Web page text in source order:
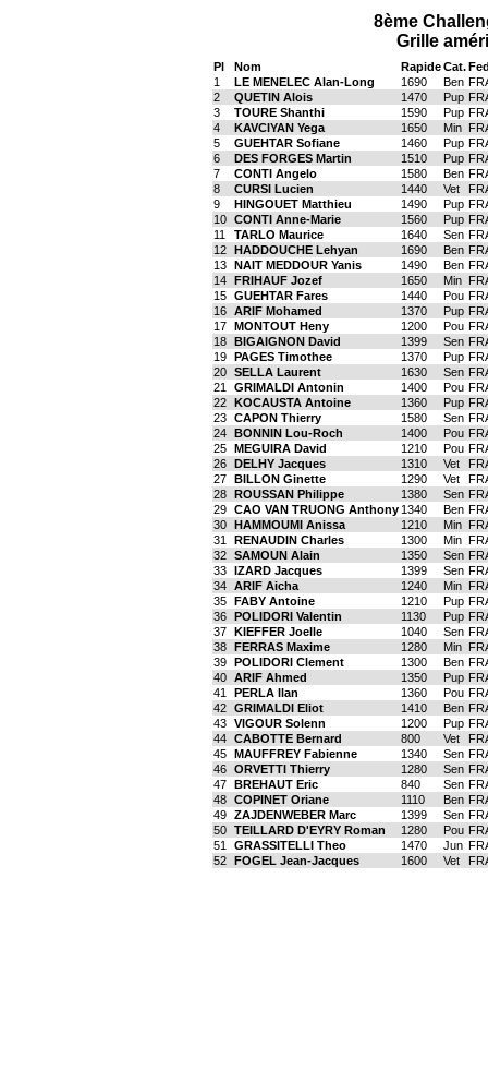
8ème
Grille
Pl Nom Rapide Cat.
1
LE MENELEC Alan-Long 1690 Ben
2
QUETIN Alois 1470 Pup
3
TOURE Shanthi 1590 Pup
4
KAVCIYAN Yega 1650 Min
5
GUEHTAR Sofiane 1460 Pup
6
DES FORGES Martin 1510 Pup
7
CONTI Angelo 1580 Ben
8
CURSI Lucien 1440 Vet
9
HINGOUET Matthieu 1490 Pup
10
CONTI Anne-Marie 1560 Pup
11
TARLO Maurice 1640 Sen
12
HADDOUCHE Lehyan 1690 Ben
13
NAIT MEDDOUR Yanis 1490 Ben
14
FRIHAUF Jozef 1650 Min
15
GUEHTAR Fares 1440 Pou
16
ARIF Mohamed 1370 Pup
17
MONTOUT Heny 1200 Pou
18
BIGAIGNON David 1399 Sen
19
PAGES Timothee 1370 Pup
20
SELLA Laurent 1630 Sen
21
GRIMALDI Antonin 1400 Pou
22
KOCAUSTA Antoine 1360 Pup
23
CAPON Thierry 1580 Sen
24
BONNIN Lou-Roch 1400 Pou
25
MEGUIRA David 1210 Pou
26
DELHY Jacques 1310 Vet
27
BILLON Ginette 1290 Vet
28
ROUSSAN Philippe 1380 Sen
29
CAO VAN TRUONG Anthony 1340 Ben
30
HAMMOUMI Anissa 1210 Min
31
RENAUDIN Charles 1300 Min
32
SAMOUN Alain 1350 Sen
33
IZARD Jacques 1399 Sen
34
ARIF Aicha 1240 Min
35
FABY Antoine 1210 Pup
36
POLIDORI Valentin 1130 Pup
37
KIEFFER Joelle 1040 Sen
38
FERRAS Maxime 1280 Min
39
POLIDORI Clement 1300 Ben
40
ARIF Ahmed 1350 Pup
41
PERLA Ilan 1360 Pou
42
GRIMALDI Eliot 1410 Ben
43
VIGOUR Solenn 1200 Pup
44
CABOTTE Bernard 800 Vet
45
MAUFFREY Fabienne 1340 Sen
46
ORVETTI Thierry 1280 Sen
47
BREHAUT Eric 840 Sen
48
COPINET Oriane 1110 Ben
49
ZAJDENWEBER Marc 1399 Sen
50
TEILLARD D'EYRY Roman 1280 Pou
51
GRASSITELLI Theo 1470 Jun
52
FOGEL Jean-Jacques 1600 Vet